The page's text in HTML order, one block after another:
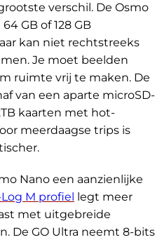
verschil. De Osmo
GB of 128 GB
kan niet rechtstreeks
Je moet beelden
ruimte vrij te maken. De
van een aparte microSD-
kaarten met hot-
meerdaagse trips is
Nano een aanzienlijke
M profiel legt meer
met uitgebreide
De GO Ultra neemt 8-bits